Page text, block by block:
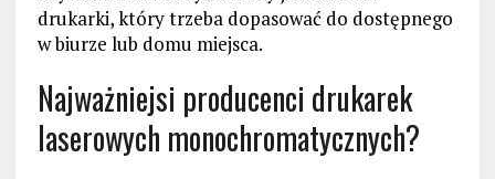
drukarki, który trzeba dopasować do dostępnego
w biurze lub domu miejsca.
Najważniejsi producenci drukarek
laserowych monochromatycznych?